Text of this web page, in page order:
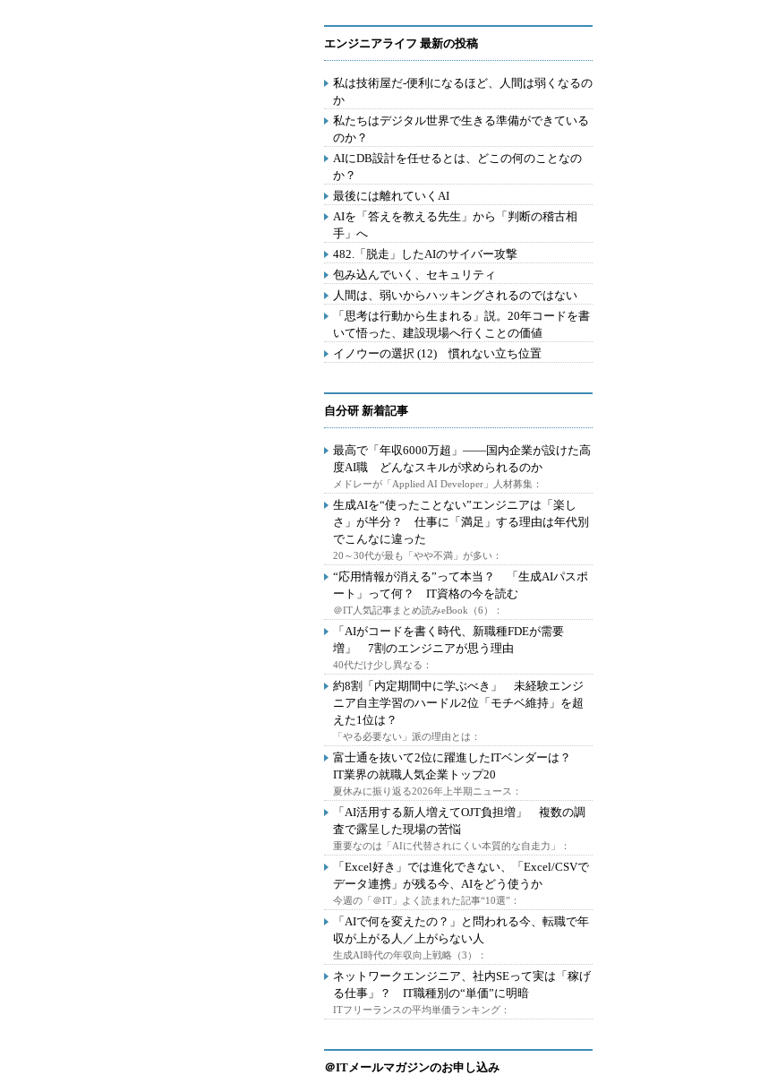
エンジニアライフ 最新の投稿
私は技術屋だ-便利になるほど、人間は弱くなるの
か
私たちはデジタル世界で生きる準備ができている
のか？
AIにDB設計を任せるとは、どこの何のことなの
か？
最後には離れていくAI
AIを「答えを教える先生」から「判断の稽古相
手」へ
482.「脱走」したAIのサイバー攻撃
包み込んでいく、セキュリティ
人間は、弱いからハッキングされるのではない
「思考は行動から生まれる」説。20年コードを書
いて悟った、建設現場へ行くことの価値
イノウーの選択 (12) 慣れない立ち位置
自分研 新着記事
最高で「年収6000万超」――国内企業が設けた高
度AI職 どんなスキルが求められるのか
メドレーが「Applied AI Developer」人材募集：
生成AIを“使ったことない”エンジニアは「楽し
さ」が半分？ 仕事に「満足」する理由は年代別
でこんなに違った
20～30代が最も「やや不満」が多い：
“応用情報が消える”って本当？ 「生成AIパスポ
ート」って何？ IT資格の今を読む
＠IT人気記事まとめ読みeBook（6）：
「AIがコードを書く時代、新職種FDEが需要
増」 7割のエンジニアが思う理由
40代だけ少し異なる：
約8割「内定期間中に学ぶべき」 未経験エンジ
ニア自主学習のハードル2位「モチベ維持」を超
えた1位は？
「やる必要ない」派の理由とは：
富士通を抜いて2位に躍進したITベンダーは？
IT業界の就職人気企業トップ20
夏休みに振り返る2026年上半期ニュース：
「AI活用する新人増えてOJT負担増」 複数の調
査で露呈した現場の苦悩
重要なのは「AIに代替されにくい本質的な自走力」：
「Excel好き」では進化できない、「Excel/CSVで
データ連携」が残る今、AIをどう使うか
今週の「＠IT」よく読まれた記事“10選”：
「AIで何を変えたの？」と問われる今、転職で年
収が上がる人／上がらない人
生成AI時代の年収向上戦略（3）：
ネットワークエンジニア、社内SEって実は「稼げ
る仕事」？ IT職種別の“単価”に明暗
ITフリーランスの平均単価ランキング：
＠ITメールマガジンのお申し込み